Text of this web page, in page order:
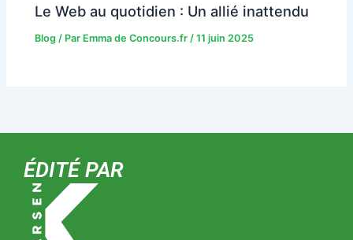
Le Web au quotidien : Un allié inattendu
Blog / Par Emma de Concours.fr/11 juin 2025
ÉDITÉ PAR